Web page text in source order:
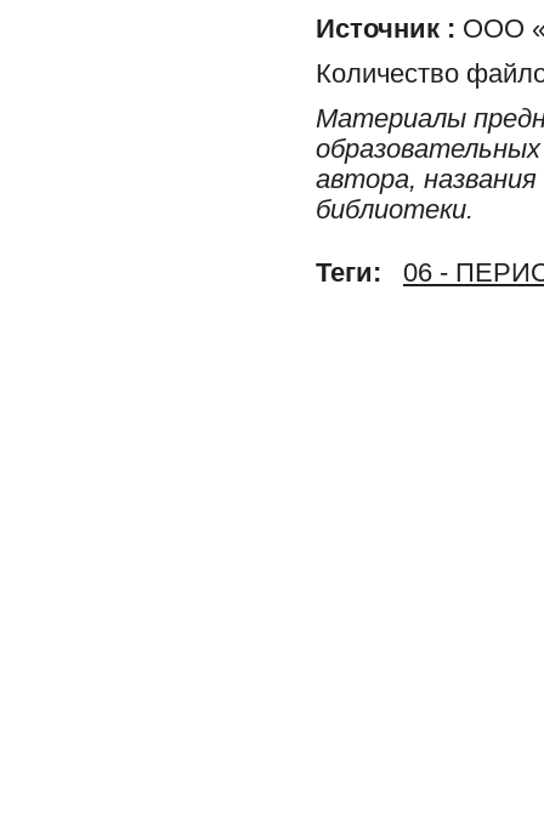
Источник : ООО
Количество
Материалы
автора,
библиотеки.
Теги: 06 -